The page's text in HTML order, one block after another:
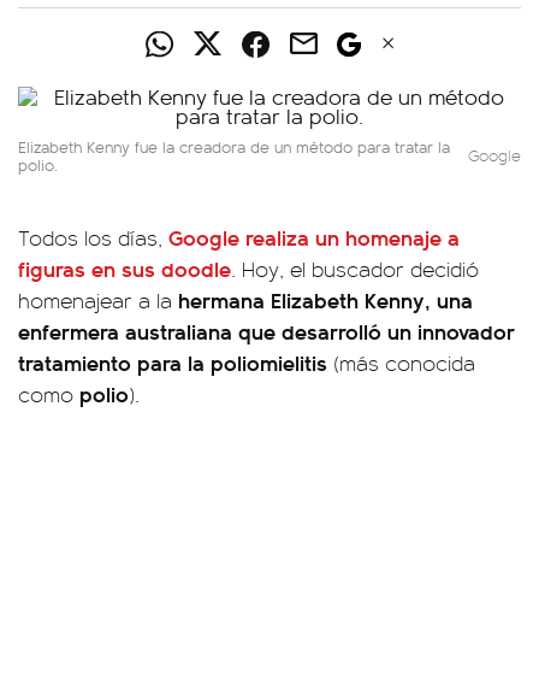
Elizabeth Kenny fue la creadora de un método para tratar la
polio. Google
Todos los días, Google realiza un homenaje a
figuras en sus doodle. Hoy, el buscador decidió
homenajear a la hermana Elizabeth Kenny, una
enfermera australiana que desarrolló un innovador
tratamiento para la poliomielitis (más conocida
como polio).